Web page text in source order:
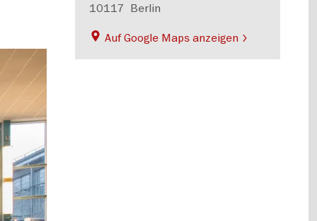
10117 Berlin
Auf Google Maps anzeigen